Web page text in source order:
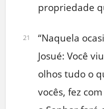
propriedade
21
“Naquela
Josué: Você
olhos tudo o
vocês, fez